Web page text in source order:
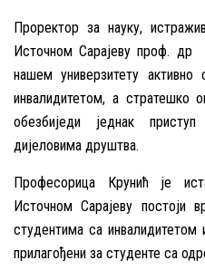
Проректор за науку,
Источном Сарајеву проф. др
нашем универзитету
инвалидитетом, а
обезбиједи једнак
дијеловима друштва.
Професорица Крунић је
Источном Сарајеву постоји
студентима са
прилагођени за студенте са